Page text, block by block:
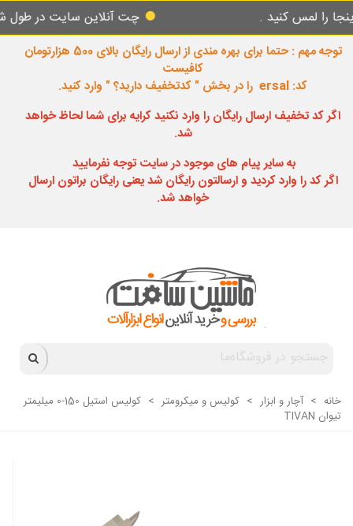
کنید . چت آنلاین سایت در طول شبانه
توجه مهم : حتما برای بهره مندی از ارسال رایگان بالای 500 هزارتومان
کافیست
کد: ersal را در بخش " کدتخفیف دارید؟ " وارد کنید.
اگر کد تخفیف ارسال رایگان را وارد نکنید کرایه برای شما لحاظ خواهد
شد.
به سایر پیام های موجود در سایت توجه نفرمایید
اگر کد را وارد کردید و ارسالتون رایگان شد یعنی رایگان براتون ارسال
خواهد شد.
خانه > آچار و ابزار > کولیس و میکرومتر >
کولیس استیل 150-0 میلیمتر
تیوان TIVAN